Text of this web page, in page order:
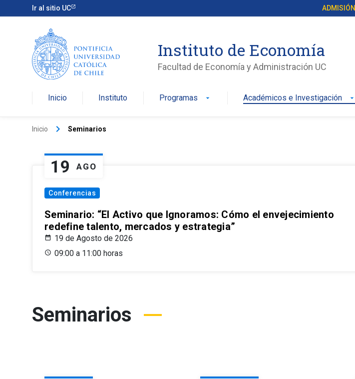
Ir al sitio UC ADMISIÓN
Instituto de Economía
Facultad de Economía y Administración UC
Inicio Instituto Programas arrow_drop_down Académicos e Investigación arrow_drop_down
Inicio keyboard_arrow_right Seminarios
19 AGO
Conferencias
Seminario: “El Activo que Ignoramos: Cómo el envejecimiento
redefine talento, mercados y estrategia”
19 de Agosto de 2026
09:00 a 11:00 horas
Seminarios